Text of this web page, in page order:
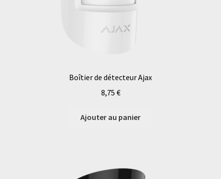
Boîtier de détecteur Ajax
8,75 €
Ajouter au panier